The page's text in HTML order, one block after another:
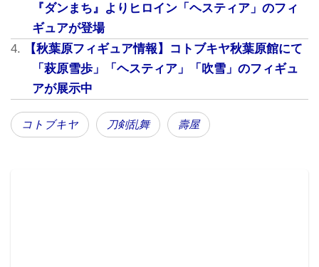
たトレーディングクリアファイルが2015年4月に発売
する。普段使いもしやすく、持ち運びにも便利なA6サ
イズのクリアファイル。表と裏で2種類の表情が楽しめ
るデザインとなっている。「vol.1」のキャラクターラ
インナップは、ゲームで最初に選択できる刀剣男士5種
の他、全12種。お気に入りの刀剣男士を集めて、自分
だけの白刃隊を編成して楽しもう！
『ダンまち』よりヒロイン「ヘスティア」のフィ
ギュアが登場
【秋葉原フィギュア情報】コトブキヤ秋葉原館にて
「萩原雪歩」「ヘスティア」「吹雪」のフィギュ
アが展示中
コトブキヤ 刀剣乱舞 壽屋